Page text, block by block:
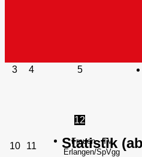
3 4 5
10 11
12
Frauen - TV
Erlangen/SpVgg
Statistik